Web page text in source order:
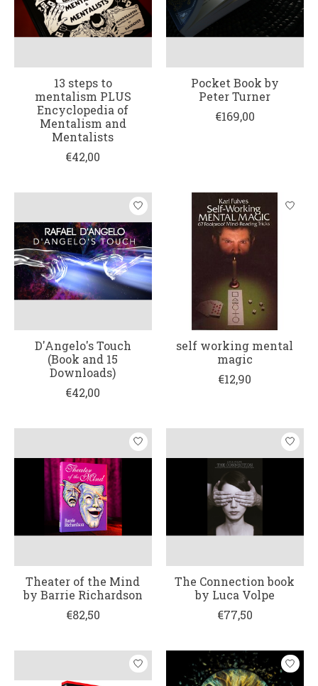
13 steps to
mentalism PLUS
Encyclopedia of
Mentalism and
Mentalists
€42,00
Pocket Book by
Peter Turner
€169,00
D'Angelo's Touch
(Book and 15
Downloads)
€42,00
self working mental
magic
€12,90
Theater of the Mind
by Barrie Richardson
€82,50
The Connection book
by Luca Volpe
€77,50